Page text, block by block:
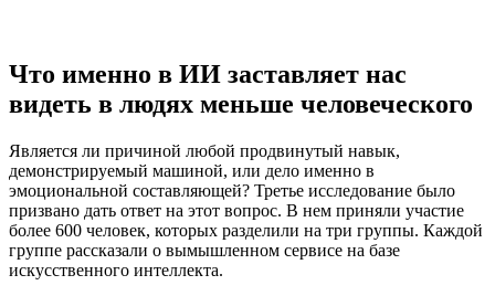
Что именно в ИИ заставляет нас
видеть в людях меньше человеческого
Является ли причиной любой продвинутый навык,
демонстрируемый машиной, или дело именно в
эмоциональной составляющей? Третье исследование было
призвано дать ответ на этот вопрос. В нем приняли участие
более 600 человек, которых разделили на три группы. Каждой
группе рассказали о вымышленном сервисе на базе
искусственного интеллекта.